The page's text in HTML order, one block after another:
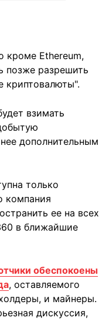
кроме Ethereum,
позже разрешить
криптовалюты".
взимать
дополнительным
только
компания
ее на всех
в ближайшие
обеспокоены
, оставляемого
и майнеры.
дискуссия,